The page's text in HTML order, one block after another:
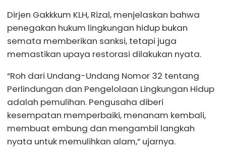
Dirjen Gakkkum KLH, Rizal, menjelaskan bahwa
penegakan hukum lingkungan hidup bukan
semata memberikan sanksi, tetapi juga
memastikan upaya restorasi dilakukan nyata.
“Roh dari Undang-Undang Nomor 32 tentang
Perlindungan dan Pengelolaan Lingkungan Hidup
adalah pemulihan. Pengusaha diberi
kesempatan memperbaiki, menanam kembali,
membuat embung dan mengambil langkah
nyata untuk memulihkan alam,” ujarnya.